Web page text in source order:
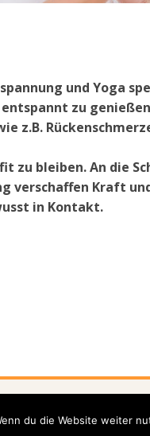
und Yoga
zu
z.B.
zu bleiben. An die
verschaffen Kraft
in Kontakt.
Angebote
du die Website weiter